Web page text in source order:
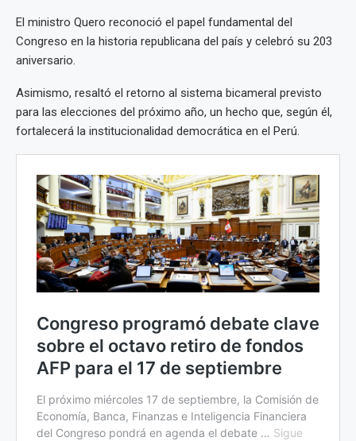
El ministro Quero reconoció el papel fundamental del
Congreso en la historia republicana del país y celebró su 203
aniversario.
Asimismo, resaltó el retorno al sistema bicameral previsto
para las elecciones del próximo año, un hecho que, según él,
fortalecerá la institucionalidad democrática en el Perú.